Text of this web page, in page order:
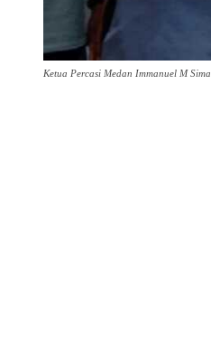
Ketua Percasi Medan Immanuel M